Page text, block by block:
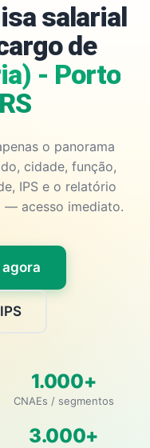
salarial
de
- Porto
o panorama
cidade, função,
IPS e o relatório
— acesso imediato.
1.000+
CNAEs / segmentos
3.000+